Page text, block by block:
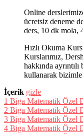
Online
ücretsiz deneme
ders, 10 dk mola,
Hızlı Okuma
Kurslarımız,
hakkında
kullanarak
İçerik gizle
1 Biga Matematik Özel
2 Biga Matematik Özel
3 Biga Matematik Özel
4 Biga Matematik Özel